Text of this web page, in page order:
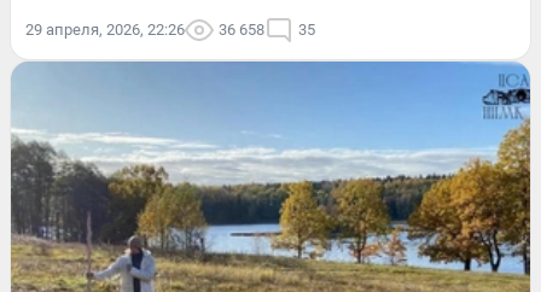
29 апреля, 2026, 22:26 36 658 35